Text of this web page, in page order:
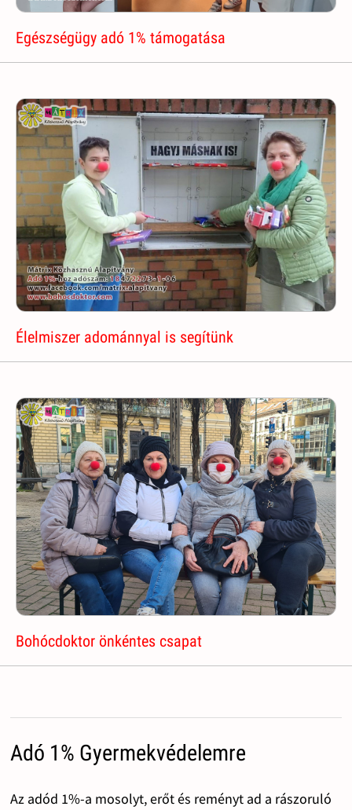
Egészségügy adó 1% támogatása
Élelmiszer adománnyal is segítünk
Bohócdoktor önkéntes csapat
Adó 1% Gyermekvédelemre
Az adód 1%-a mosolyt, erőt és reményt ad a rászoruló